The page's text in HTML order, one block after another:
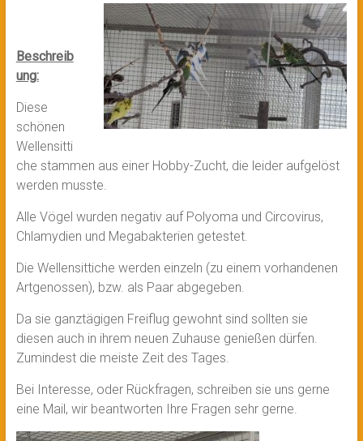
Beschreib
ung:
Diese
schönen
Wellensitti
che stammen aus einer Hobby-Zucht, die leider aufgelöst
werden musste.
Alle Vögel wurden negativ auf Polyoma und Circovirus,
Chlamydien und Megabakterien getestet.
Die Wellensittiche werden einzeln (zu einem vorhandenen
Artgenossen), bzw. als Paar abgegeben.
Da sie ganztägigen Freiflug gewohnt sind sollten sie
diesen auch in ihrem neuen Zuhause genießen dürfen.
Zumindest die meiste Zeit des Tages.
Bei Interesse, oder Rückfragen, schreiben sie uns gerne
eine Mail, wir beantworten Ihre Fragen sehr gerne.